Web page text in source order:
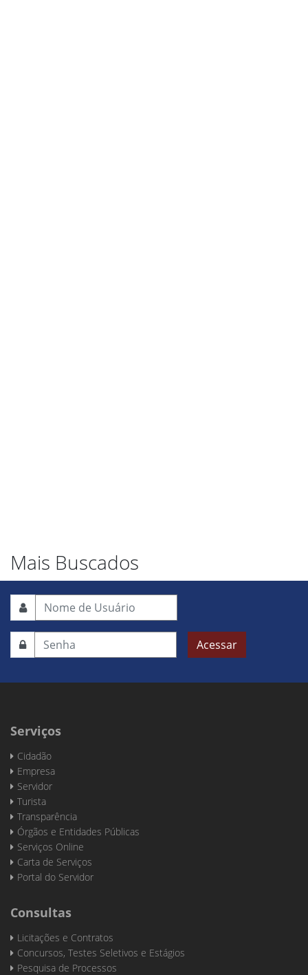
Mais Buscados
Acessar
Serviços
Cidadão
Empresa
Servidor
Turista
Transparência
Órgãos e Entidades Públicas
Serviços Online
Carta de Serviços
Portal do Servidor
Consultas
Licitações e Contratos
Concursos, Testes Seletivos e Estágios
Pesquisa de Processos